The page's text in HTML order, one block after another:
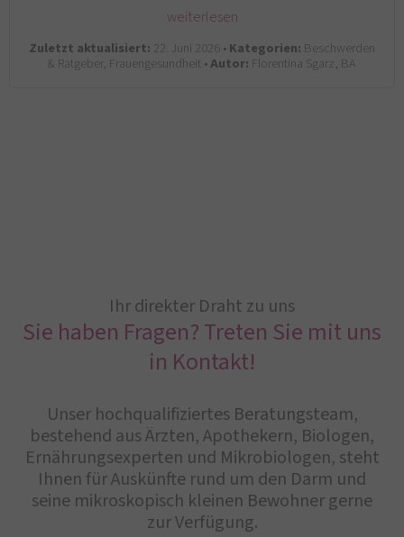
weiterlesen
Zuletzt aktualisiert: 22. Juni 2026 •Kategorien: Beschwerden
& Ratgeber, Frauengesundheit •Autor: Florentina Sgarz, BA
Ihr direkter Draht zu uns
Sie haben Fragen? Treten Sie mit uns
in Kontakt!
Unser hochqualifiziertes Beratungsteam,
bestehend aus Ärzten, Apothekern, Biologen,
Ernährungsexperten und Mikrobiologen, steht
Ihnen für Auskünfte rund um den Darm und
seine mikroskopisch kleinen Bewohner gerne
zur Verfügung.